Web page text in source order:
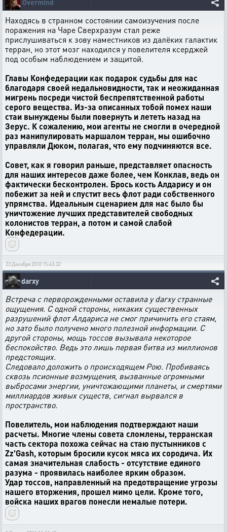
Overmind
Находясь в странном состоянии самоизучения после
поражения на Чаре Сверхразум стал реже
прислушиваться к зову наместников из далёких галактик
терран, но этот мозг находился у повелителя ксерджей
под особым наблюдением и защитой.
Главы Конфедерации как подарок судьбы для нас
благодаря своей недальновидности, так и неожиданная
мигрень посреди чистой беспрепятственной работы
серого вещества. Из-за описанных тобой помех наши
стаи вынуждены были повернуть и лететь назад на
Зерус. К сожалению, мои агенты не смогли в очередной
раз манипулировать маршалом терран, мы ошибочно
управляли Дюком, полагая, что ему подчиняются все.
Совет, как я говорил раньше, представляет опасность
для наших интересов даже более, чем Конклав, ведь он
фактически бесконтролен. Брось кость Алдарису и он
побежит за ней и спустит весь флот ради собственного
упрямства. Идеальным сценарием для нас было бы
уничтожение лучших представителей свободных
колонистов терран, а потом и самой слабой
Конфедерации.
23 Декабря 2010 15:43:32
darxy
Встреча с перворожденными оставила у darxy странные
ощущения. С одной стороны, никаких существенных
разрушений флот Алдариса не смог причинить его стаям,
но зато было получено много полезной информации. С
другой стороны, мощь тоссов вызывала некоторое
беспокойство. Ведь это лишь первая битва из миллионов
предстоящих.
Следовало доложить о происходящем Рою. Пробиваясь
сквозь псионные возмущения, вызванные огромными
выбросами энергии, уничтожающими планеты, и смертями
миллиардов живых существ, сигнал вырвался в
пространство.
Повелитель, мои наблюдения подтверждают наши
расчеты. Многие члены совета сломлены, терранская
часть сектора похожа сейчас на стаю пустынников с
Zz'Gash, которым бросили кусок мяса их сородича. Их
самая значительная слабость - отсутствие единого
разума - проявилась наиболее ярким образом.
Удар тоссов, направленный на предотвращение угрозы
нашего вторжения, прошел мимо цели. Кроме того,
войска наших врагов понесли немалые потери.